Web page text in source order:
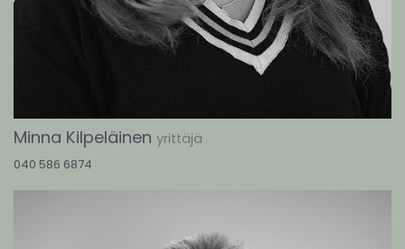
Minna Kilpeläinen yrittäjä
040 586 6874